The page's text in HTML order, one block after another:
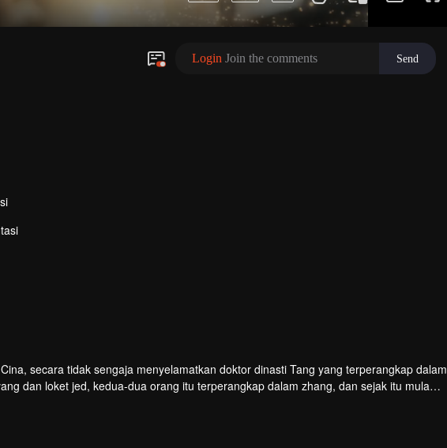
secara tidak sengaja menyelamatkan doktor dinasti Tang yang terperangkap dalam
dan loket jed, kedua-dua orang itu terperangkap dalam zhang, dan sejak itu mula
diri dengan kehidupan moden, Tang Qinjian juga mengajarnya bagaimana untuk